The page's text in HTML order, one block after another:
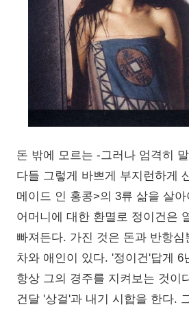
돈 밖에 모르는 -그러나 엄격히
다들 그렇게 바쁘게 부지런하게
메이드 인 홍콩>의 3류 삶을 살
어머니에 대한 환멸로 정이건은
빠져든다. 가진 것은 돈과 반항
차와 애인이 있다. '정이건'답게 6
항상 그의 경주를 지켜보는 것이
건달 '상걸'과 내기 시합을 한다.